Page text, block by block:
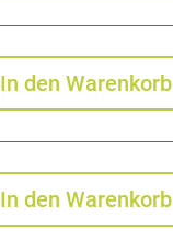
In den Warenkorb
In den Warenkorb